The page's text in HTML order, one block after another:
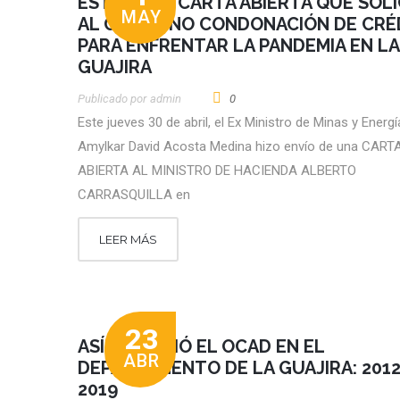
MAY
AL GOBIERNO CONDONACIÓN DE
PARA ENFRENTAR LA PANDEMIA EN LA
GUAJIRA
Publicado por Admin 0
Este jueves 30 de abril, el Ex Ministro de Minas y
Amylkar David Acosta Medina hizo envío de una
ABIERTA AL MINISTRO DE HACIENDA ALBERTO
CARRASQUILLA en
LEER MÁS
23
ABR
ASÍ SE MOVIÓ EL OCAD EN EL
DEPARTAMENTO DE LA GUAJIRA:
2019